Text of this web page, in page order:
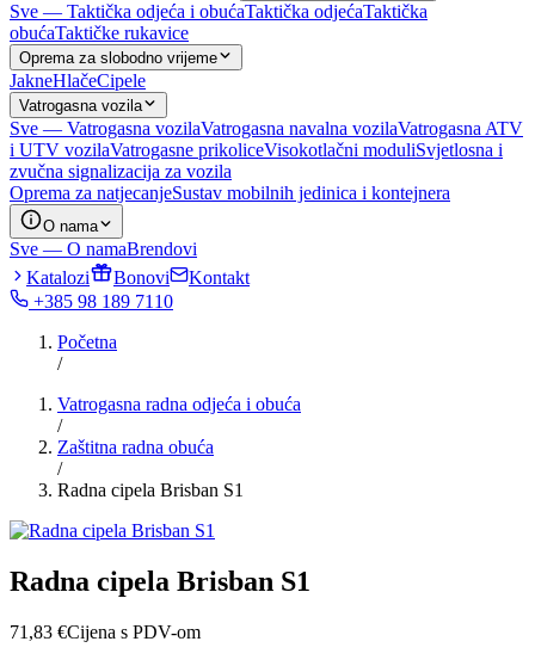
Sve — Taktička odjeća i obućaTaktička odjećaTaktička
obućaTaktičke rukavice
Oprema za slobodno vrijeme
JakneHlačeCipele
Vatrogasna vozila
Sve — Vatrogasna vozilaVatrogasna navalna vozilaVatrogasna ATV
i UTV vozilaVatrogasne prikoliceVisokotlačni moduliSvjetlosna i
zvučna signalizacija za vozila
Oprema za natjecanjeSustav mobilnih jedinica i kontejnera
O nama
Sve — O namaBrendovi
Katalozi
Bonovi
Kontakt
+385 98 189 7110
Početna
/
Vatrogasna radna odjeća i obuća
/
Zaštitna radna obuća
/
Radna cipela Brisban S1
Radna cipela Brisban S1
71,83 €Cijena s PDV-om